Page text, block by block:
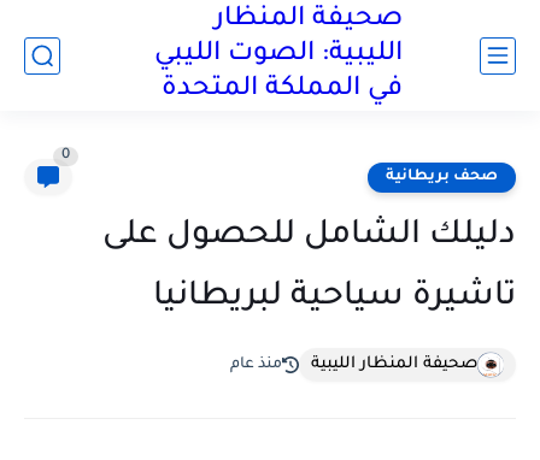
صحيفة المنظار
الليبية: الصوت الليبي
في المملكة المتحدة
صحف بريطانية
0
دليلك الشامل للحصول على
تاشيرة سياحية لبريطانيا
صحيفة المنظار الليبية منذ عام